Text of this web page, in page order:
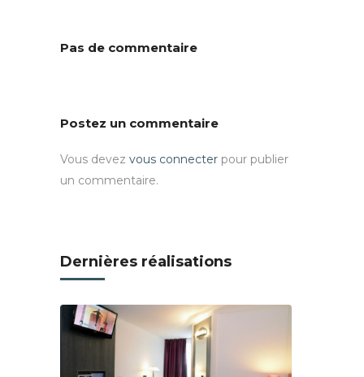
Pas de commentaire
Postez un commentaire
Vous devez vous connecter pour publier
un commentaire.
Dernières réalisations